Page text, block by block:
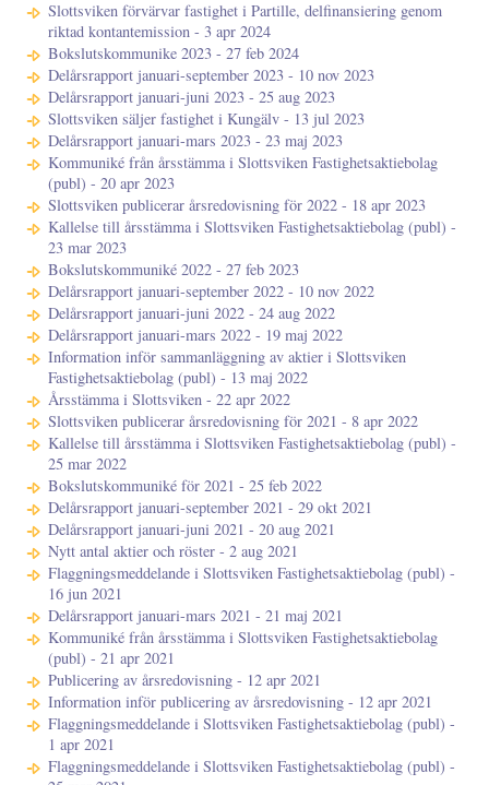
Slottsviken förvärvar fastighet i Partille, delfinansiering genom
riktad kontantemission - 3 apr 2024
Bokslutskommunike 2023 - 27 feb 2024
Delårsrapport januari-september 2023 - 10 nov 2023
Delårsrapport januari-juni 2023 - 25 aug 2023
Slottsviken säljer fastighet i Kungälv - 13 jul 2023
Delårsrapport januari-mars 2023 - 23 maj 2023
Kommuniké från årsstämma i Slottsviken Fastighetsaktiebolag
(publ) - 20 apr 2023
Slottsviken publicerar årsredovisning för 2022 - 18 apr 2023
Kallelse till årsstämma i Slottsviken Fastighetsaktiebolag (publ) -
23 mar 2023
Bokslutskommuniké 2022 - 27 feb 2023
Delårsrapport januari-september 2022 - 10 nov 2022
Delårsrapport januari-juni 2022 - 24 aug 2022
Delårsrapport januari-mars 2022 - 19 maj 2022
Information inför sammanläggning av aktier i Slottsviken
Fastighetsaktiebolag (publ) - 13 maj 2022
Årsstämma i Slottsviken - 22 apr 2022
Slottsviken publicerar årsredovisning för 2021 - 8 apr 2022
Kallelse till årsstämma i Slottsviken Fastighetsaktiebolag (publ) -
25 mar 2022
Bokslutskommuniké för 2021 - 25 feb 2022
Delårsrapport januari-september 2021 - 29 okt 2021
Delårsrapport januari-juni 2021 - 20 aug 2021
Nytt antal aktier och röster - 2 aug 2021
Flaggningsmeddelande i Slottsviken Fastighetsaktiebolag (publ) -
16 jun 2021
Delårsrapport januari-mars 2021 - 21 maj 2021
Kommuniké från årsstämma i Slottsviken Fastighetsaktiebolag
(publ) - 21 apr 2021
Publicering av årsredovisning - 12 apr 2021
Information inför publicering av årsredovisning - 12 apr 2021
Flaggningsmeddelande i Slottsviken Fastighetsaktiebolag (publ) -
1 apr 2021
Flaggningsmeddelande i Slottsviken Fastighetsaktiebolag (publ) -